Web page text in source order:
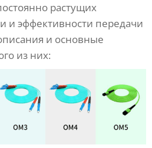
растущих
и эффективности передачи
и основные
из них: